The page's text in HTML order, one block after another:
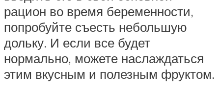
рацион во время беременности,
попробуйте съесть небольшую
дольку. И если все будет
нормально, можете наслаждаться
этим вкусным и полезным фруктом.